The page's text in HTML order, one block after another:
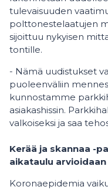
tulevaisuuden
polttonestelaatujen
sijoittuu nykyisen
tontille.
- Nämä uudistukset
puoleenväliin
kunnostamme
asiakashissin.
valkoiseksi ja saa
Kerää ja skannaa -
aikataulu
Koronaepidemia